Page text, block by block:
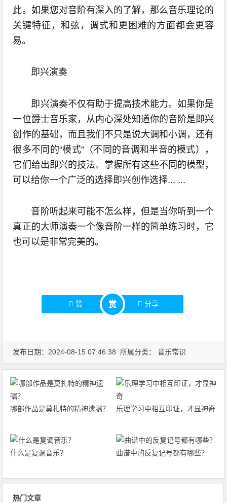
此。如果您对音阶有深入的了解，那么音乐理论的
关键特征，和弦，调式和更困难的方面都会更容
易。
即兴演奏
即兴演奏不仅有助于提高技术能力。如果你是
一位爵士音乐家，从内心深处知道你的音阶是即兴
创作的基础，而且我们不只是说大调和小调，还有
很多不同的“模式”（不同的音调和半音的模式），
它们给出即兴的技法。掌握所有这些不同的模型，
可以给你一个广泛的选择即兴创作选择... ...
音阶听起来可能不怎么样，但是当你听到一个
真正的大师演奏一个像音阶一样的简单练习时，它
也可以是非常完美的。
赞 赏 分享
发布日期：2024-08-15 07:46:38 所属分类：音乐常识
哪部作品是莫扎特的精神遗嘱？ 乐理学习中相互印证，才显神奇
什么是复调音乐？ 曲谱中的反复记号都有哪些？
热门文章